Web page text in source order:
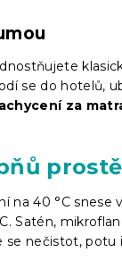
se do hotelů,
za
na 40 °C
Satén,
se nečistot,